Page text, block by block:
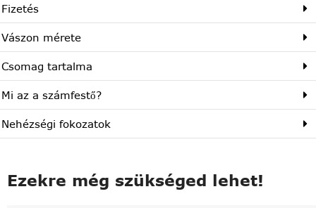
Fizetés
Vászon mérete
Csomag tartalma
Mi az a számfestő?
Nehézségi fokozatok
Ezekre még szükséged lehet!